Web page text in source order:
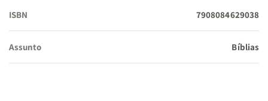
ISBN 7908084629038
Assunto Bíblias